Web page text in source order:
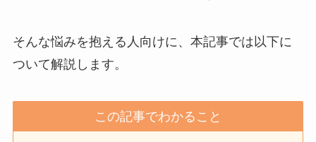
そんな悩みを抱える人向けに、本記事では以下に
ついて解説します。
この記事でわかること